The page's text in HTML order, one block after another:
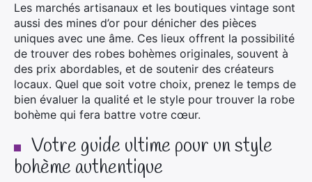
Les marchés artisanaux et les boutiques vintage sont
aussi des mines d’or pour dénicher des pièces
uniques avec une âme. Ces lieux offrent la possibilité
de trouver des robes bohèmes originales, souvent à
des prix abordables, et de soutenir des créateurs
locaux. Quel que soit votre choix, prenez le temps de
bien évaluer la qualité et le style pour trouver la robe
bohème qui fera battre votre cœur.
Votre guide ultime pour un style
bohème authentique